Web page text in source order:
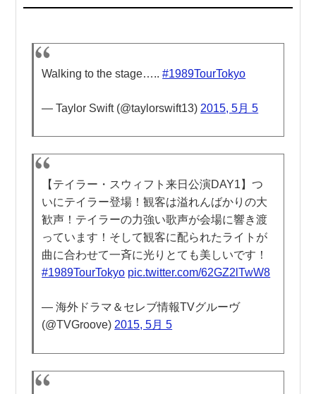
Walking to the stage…..#1989TourTokyo
— Taylor Swift (@taylorswift13) 2015, 5月 5
【テイラー・スウィフト来日公演DAY1】つ
いにテイラー登場！観客は溢れんばかりの大
歓声！テイラーの力強い歌声が会場に響き渡
っています！そして観客に配られたライトが
曲に合わせて一斉に光りとても美しいです！
#1989TourTokyo pic.twitter.com/62GZ2lTwW8
— 海外ドラマ＆セレブ情報TVグルーヴ
(@TVGroove) 2015, 5月 5